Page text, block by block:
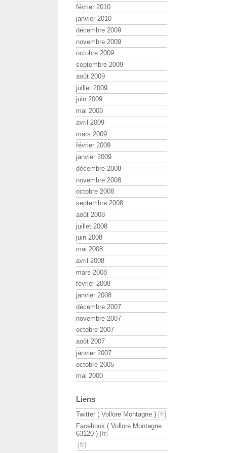
février 2010
janvier 2010
décembre 2009
novembre 2009
octobre 2009
septembre 2009
août 2009
juillet 2009
juin 2009
mai 2009
avril 2009
mars 2009
février 2009
janvier 2009
décembre 2008
novembre 2008
octobre 2008
septembre 2008
août 2008
juillet 2008
juin 2008
mai 2008
avril 2008
mars 2008
février 2008
janvier 2008
décembre 2007
novembre 2007
octobre 2007
août 2007
janvier 2007
octobre 2005
mai 2000
Liens
Twitter ( Vollore Montagne )
Facebook ( Vollore Montagne
63120 )